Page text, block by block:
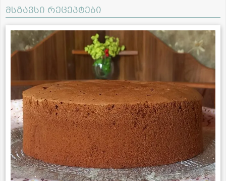
მსგავსი რეცეპტები